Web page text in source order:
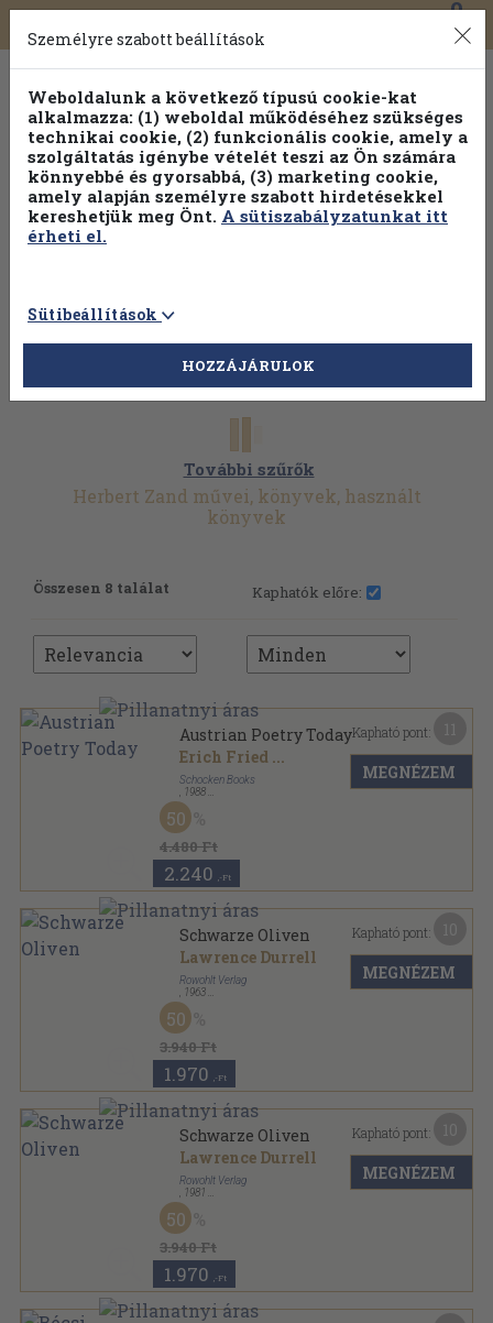
Toggle
navigation
0
Válogasson több mint 30 000 kötet közül
Hobbi témakörökben20% kedvezménnyel!
További szűrők
Herbert Zand művei, könyvek, használt
könyvek
Összesen 8 találat Kaphatók előre:
Austrian Poetry Today
Erich Fried ...
Schocken Books
1988
Vászon
4.480 Ft
50
2.240 ,-Ft
Kapható pont:
MEGNÉZEM
Schwarze Oliven
Lawrence Durrell
Rowohlt Verlag
1963
Vászon
3.940 Ft
50
1.970 ,-Ft
Kapható pont:
MEGNÉZEM
Schwarze Oliven
Lawrence Durrell
Rowohlt Verlag
1981
Ragasztott papírkötés
rororo sorozat
3.940 Ft
50
1.970 ,-Ft
Kapható pont:
MEGNÉZEM
Személyre szabott beállítások
Weboldalunk a következő típusú cookie-kat
alkalmazza: (1) weboldal működéséhez szükséges
technikai cookie, (2) funkcionális cookie, amely a
szolgáltatás igénybe vételét teszi az Ön számára
könnyebbé és gyorsabbá, (3) marketing cookie,
amely alapján személyre szabott hirdetésekkel
kereshetjük meg Önt. A sütiszabályzatunkat itt
érheti el.
Sütibeállítások
HOZZÁJÁRULOK